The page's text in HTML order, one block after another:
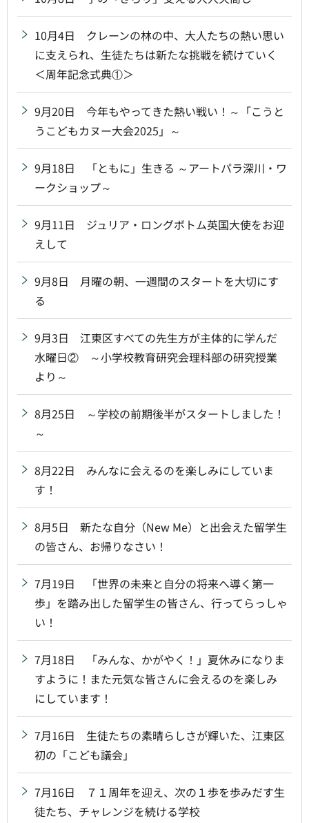
10月4日 クレーンの林の中、大人たちの熱い思い
に支えられ、生徒たちは新たな挑戦を続けていく
＜周年記念式典①＞
9月20日 今年もやってきた熱い戦い！～「こうと
うこどもカヌー大会2025」～
9月18日 「ともに」生きる ～アートパラ深川・ワ
ークショップ～
9月11日 ジュリア・ロングボトム英国大使をお迎
えして
9月8日 月曜の朝、一週間のスタートを大切にす
る
9月3日 江東区すべての先生方が主体的に学んだ
水曜日② ～小学校教育研究会理科部の研究授業
より～
8月25日 ～学校の前期後半がスタートしました！
～
8月22日 みんなに会えるのを楽しみにしていま
す！
8月5日 新たな自分（New Me）と出会えた留学生
の皆さん、お帰りなさい！
7月19日 「世界の未来と自分の将来へ導く第一
歩」を踏み出した留学生の皆さん、行ってらっしゃ
い！
7月18日 「みんな、かがやく！」夏休みになりま
すように！また元気な皆さんに会えるのを楽しみ
にしています！
7月16日 生徒たちの素晴らしさが輝いた、江東区
初の「こども議会」
7月16日 ７１周年を迎え、次の１歩を歩みだす生
徒たち、チャレンジを続ける学校